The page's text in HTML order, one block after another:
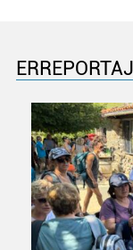
zerbitzuak
baliatzen gara.
erabiltzeko
irakurri